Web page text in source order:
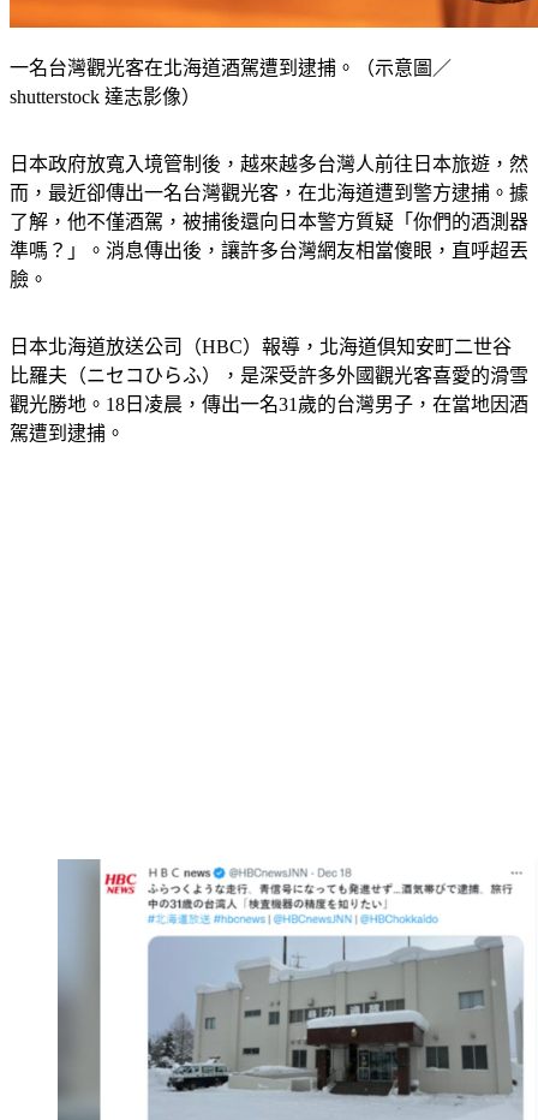
一名台灣觀光客在北海道酒駕遭到逮捕。（示意圖／
日本政府放寬入境管制後，越來越多台灣人前往日本旅遊，然
而，最近卻傳出一名台灣觀光客，在北海道遭到警方逮捕。據
了解，他不僅酒駕，被捕後還向日本警方質疑「你們的酒測器
準嗎？」。消息傳出後，讓許多台灣網友相當傻眼，直呼超丟
日本北海道放送公司（HBC）報導，北海道倶知安町二世谷
比羅夫（ニセコひらふ），是深受許多外國觀光客喜愛的滑雪
觀光勝地。18日凌晨，傳出一名31歲的台灣男子，在當地因酒